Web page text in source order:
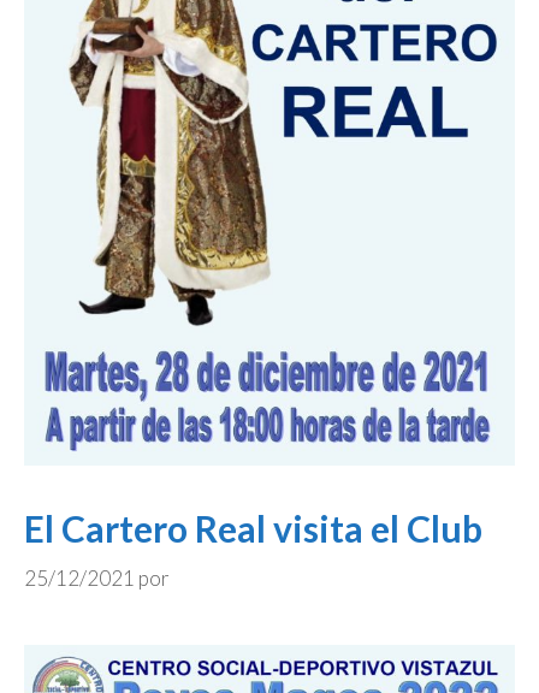
El Cartero Real visita el Club
25/12/2021 por